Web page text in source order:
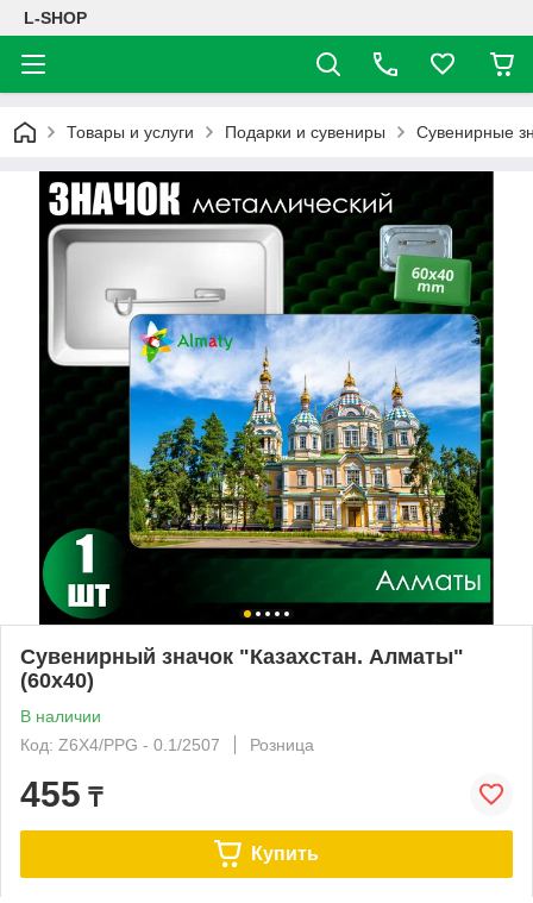
L-SHOP
Товары и услуги Подарки и сувениры Сувенирные
Сувенирный значок "Казахстан. Алматы"
(60х40)
В наличии
Код: Z6X4/PPG - 0.1/2507
Розница
455 ₸
Купить